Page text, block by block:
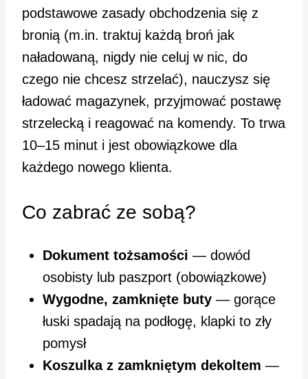
podstawowe zasady obchodzenia się z
bronią (m.in. traktuj każdą broń jak
naładowaną, nigdy nie celuj w nic, do
czego nie chcesz strzelać), nauczysz się
ładować magazynek, przyjmować postawę
strzelecką i reagować na komendy. To trwa
10–15 minut i jest obowiązkowe dla
każdego nowego klienta.
Co zabrać ze sobą?
Dokument tożsamości — dowód
osobisty lub paszport (obowiązkowe)
Wygodne, zamknięte buty — gorące
łuski spadają na podłogę, klapki to zły
pomysł
Koszulka z zamkniętym dekoltem —